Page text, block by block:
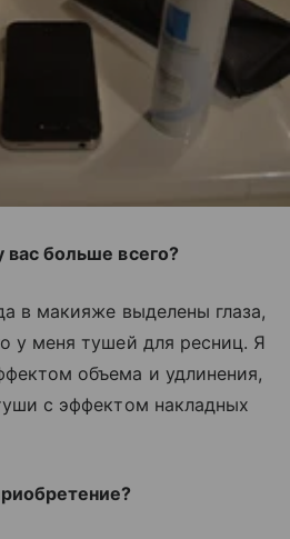
больше всего?
в макияже выделены глаза,
у меня тушей для ресниц. Я
объема и удлинения,
с эффектом накладных